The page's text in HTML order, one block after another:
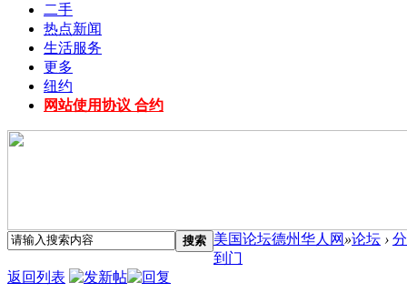
二手
热点新闻
生活服务
更多
纽约
网站使用协议 合约
搜索 美国论坛德州华人网 »论坛 ›
到门
返回列表